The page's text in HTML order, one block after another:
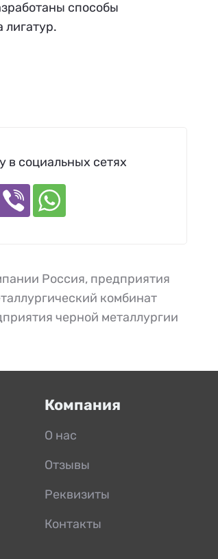
способы
лигатур.
в социальных сетях
Россия, предприятия
комбинат
черной металлургии
Компания
О нас
Отзывы
Реквизиты
Контакты